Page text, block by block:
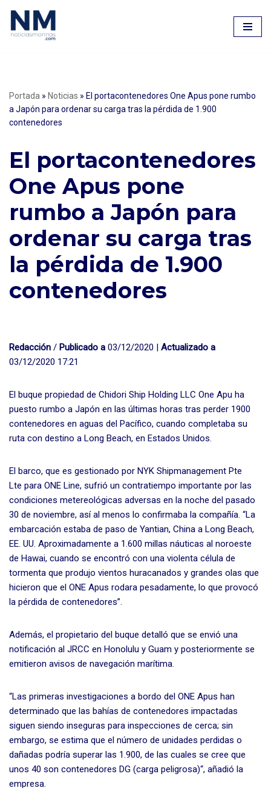
Saltar
Portada » Noticias » El portacontenedores One Apus pone rumbo
a Japón para ordenar su carga tras la pérdida de 1.900
contenedores
El portacontenedores
One Apus pone
rumbo a Japón para
ordenar su carga tras
la pérdida de 1.900
contenedores
Redacción / Publicado a 03/12/2020 | Actualizado a
03/12/2020 17:21
El buque propiedad de Chidori Ship Holding LLC One Apu ha
puesto rumbo a Japón en las últimas horas tras perder 1900
contenedores en aguas del Pacífico, cuando completaba su
ruta con destino a Long Beach, en Estados Unidos.
El barco, que es gestionado por NYK Shipmanagement Pte
Lte para ONE Line, sufrió un contratiempo importante por las
condiciones metereológicas adversas en la noche del pasado
30 de noviembre, así al menos lo confirmaba la compañía. “La
embarcación estaba de paso de Yantian, China a Long Beach,
EE. UU. Aproximadamente a 1.600 millas náuticas al noroeste
de Hawai, cuando se encontró con una violenta célula de
tormenta que produjo vientos huracanados y grandes olas que
hicieron que el ONE Apus rodara pesadamente, lo que provocó
la pérdida de contenedores”.
Además, el propietario del buque detalló que se envió una
notificación al JRCC en Honolulu y Guam y posteriormente se
emitieron avisos de navegación marítima.
“Las primeras investigaciones a bordo del ONE Apus han
determinado que las bahías de contenedores impactadas
siguen siendo inseguras para inspecciones de cerca; sin
embargo, se estima que el número de unidades perdidas o
dañadas podría superar las 1.900, de las cuales se cree que
unos 40 son contenedores DG (carga peligrosa)“, añadió la
empresa.